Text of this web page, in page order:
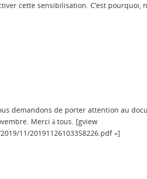
cette sensibilisation. C’est pourquoi,
demandons de porter attention au
Merci à tous. [gview
11/20191126103358226.pdf »]